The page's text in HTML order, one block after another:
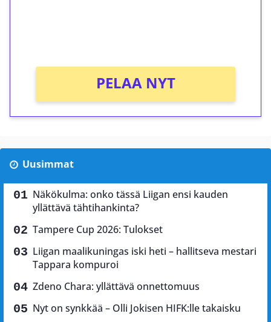
PELAA NYT
Uusimmat
Näkökulma: onko tässä Liigan ensi kauden
yllättävä tähtihankinta?
Tampere Cup 2026: Tulokset
Liigan maalikuningas iski heti – hallitseva mestari
Tappara kompuroi
Zdeno Chara: yllättävä onnettomuus
Nyt on synkkää – Olli Jokisen HIFK:lle takaisku